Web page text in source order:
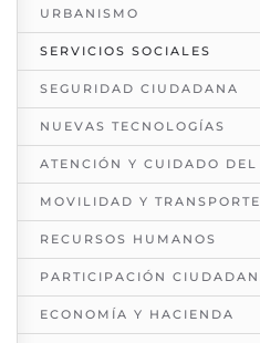
URBANISMO
SERVICIOS SOCIALES
SEGURIDAD CIUDADANA
NUEVAS TECNOLOGÍAS
ATENCIÓN Y CUIDADO
MOVILIDAD Y
RECURSOS HUMANOS
PARTICIPACIÓN
ECONOMÍA Y HACIENDA